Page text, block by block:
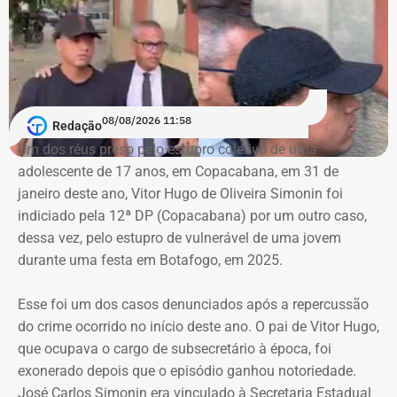
remoção permanente dos conteúdos considerados
ilícitos, a desativação das contas comprovadamente
falsas ou utilizadas continuamente para ilegalidades e a
exclusão de cópias idênticas das publicações.
A ação também busca obrigar os responsáveis a publicar
correções ou retratações por pelo menos 30 dias, além de
ressarcir os custos que a prefeitura afirma ter suportado
para responder às informações questionadas.
O valor desses danos não foi calculado. O município
pede ainda indenização por dano moral coletivo, também
pretensões, atribuiu à causa o valor provisório de R$ 1
mil.
Município afirma que ação não busca
Redação08/08/2026 11:58
Um dos réus preso pelo estupro coletivo de uma
adolescente de 17 anos, em Copacabana, em 31 de
janeiro deste ano, Vitor Hugo de Oliveira Simonin foi
indiciado pela 12ª DP (Copacabana) por um outro caso,
dessa vez, pelo estupro de vulnerável de uma jovem
durante uma festa em Botafogo, em 2025.
Esse foi um dos casos denunciados após a repercussão
do crime ocorrido no início deste ano. O pai de Vitor Hugo,
que ocupava o cargo de subsecretário à época, foi
exonerado depois que o episódio ganhou notoriedade.
José Carlos Simonin era vinculado à Secretaria Estadual